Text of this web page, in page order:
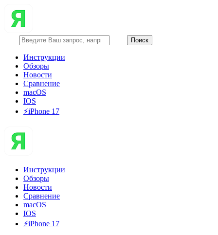
Инструкции
Обзоры
Новости
Сравнение
macOS
IOS
⚡️iPhone 17
Инструкции
Обзоры
Новости
Сравнение
macOS
IOS
⚡️iPhone 17